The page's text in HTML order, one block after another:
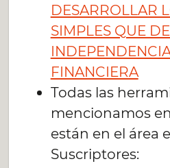
DESARROLLAR
SIMPLES QUE
FINANCIERA
Todas las
mencionamos
están en el área
Suscriptores: